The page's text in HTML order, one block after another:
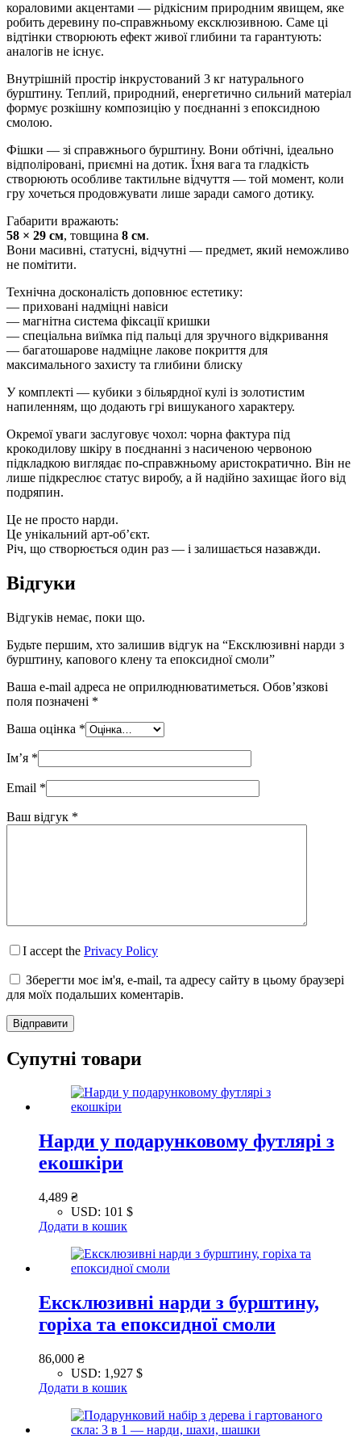
кораловими акцентами — рідкісним природним явищем, яке
робить деревину по-справжньому ексклюзивною. Саме ці
відтінки створюють ефект живої глибини та гарантують:
аналогів не існує.
Внутрішній простір інкрустований 3 кг натурального
бурштину. Теплий, природний, енергетично сильний матеріал
формує розкішну композицію у поєднанні з епоксидною
смолою.
Фішки — зі справжнього бурштину. Вони обтічні, ідеально
відполіровані, приємні на дотик. Їхня вага та гладкість
створюють особливе тактильне відчуття — той момент, коли
гру хочеться продовжувати лише заради самого дотику.
Габарити вражають:
58 × 29 см, товщина 8 см.
Вони масивні, статусні, відчутні — предмет, який неможливо
не помітити.
Технічна досконалість доповнює естетику:
— приховані надміцні навіси
— магнітна система фіксації кришки
— спеціальна виїмка під пальці для зручного відкривання
— багатошарове надміцне лакове покриття для
максимального захисту та глибини блиску
У комплекті — кубики з більярдної кулі із золотистим
напиленням, що додають грі вишуканого характеру.
Окремої уваги заслуговує чохол: чорна фактура під
крокодилову шкіру в поєднанні з насиченою червоною
підкладкою виглядає по-справжньому аристократично. Він не
лише підкреслює статус виробу, а й надійно захищає його від
подряпин.
Це не просто нарди.
Це унікальний арт-об’єкт.
Річ, що створюється один раз — і залишається назавжди.
Відгуки
Відгуків немає, поки що.
Будьте першим, хто залишив відгук на “Ексклюзивні нарди з
бурштину, капового клену та епоксидної смоли”
Ваша e-mail адреса не оприлюднюватиметься. Обов’язкові
поля позначені *
Ваша оцінка *
Ім’я *
Email *
Ваш відгук *
I accept the Privacy Policy
Зберегти моє ім'я, e-mail, та адресу сайту в цьому браузері
для моїх подальших коментарів.
Відправити
Супутні товари
Нарди у подарунковому футлярі з
екошкіри
4,489 ₴
USD: 101 $
Додати в кошик
Ексклюзивні нарди з бурштину,
горіха та епоксидної смоли
86,000 ₴
USD: 1,927 $
Додати в кошик